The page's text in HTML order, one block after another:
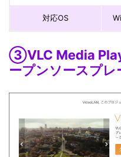
対応OS
③VLC Media
ープンソースプレ